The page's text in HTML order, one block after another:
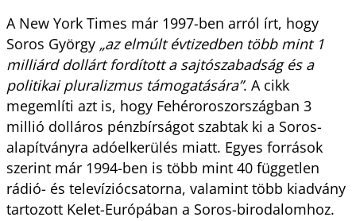
A New York Times már 1997-ben arról írt, hogy
Soros György „az elmúlt évtizedben több mint 1
milliárd dollárt fordított a sajtószabadság és a
politikai pluralizmus támogatására”. A cikk
megemlíti azt is, hogy Fehéroroszországban 3
millió dolláros pénzbírságot szabtak ki a Soros-
alapítványra adóelkerülés miatt. Egyes források
szerint már 1994-ben is több mint 40 független
rádió- és televíziócsatorna, valamint több kiadvány
tartozott Kelet-Európában a Soros-birodalomhoz.